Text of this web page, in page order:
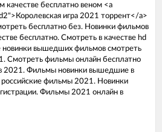
бесплатно веном <a
игра 2021 торрент</a>
бесплатно без. Новинки фильмов
бесплатно. Смотреть в качестве hd
вышедших фильмов смотреть
Смотреть фильмы онлайн бесплатно
2021. Фильмы новинки вышедшие в
фильмы 2021. Новинки
Фильмы 2021 онлайн в